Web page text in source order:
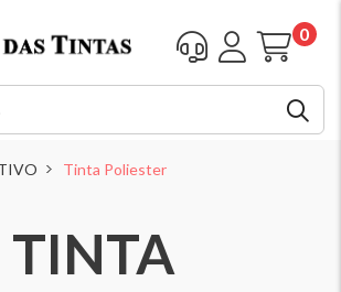
0
Tinta Poliester
TINTA